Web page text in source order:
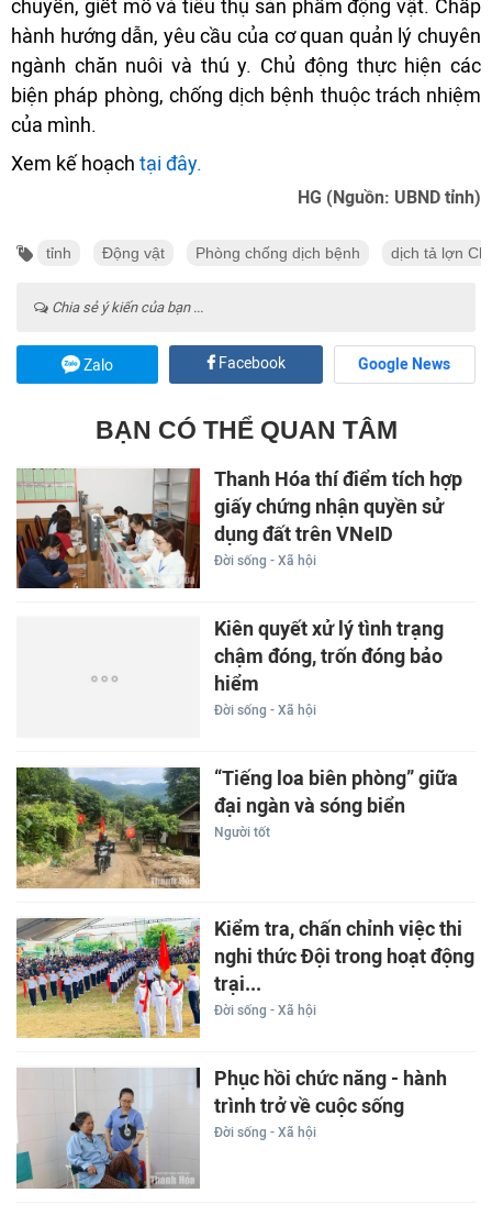
chuyển, giết mổ và tiêu thụ sản phẩm động vật. Chấp
hành hướng dẫn, yêu cầu của cơ quan quản lý chuyên
ngành chăn nuôi và thú y. Chủ động thực hiện các
biện pháp phòng, chống dịch bệnh thuộc trách nhiệm
của mình.
Xem kế hoạch tại đây.
HG (Nguồn: UBND tỉnh)
tỉnh Động vật Phòng chống dịch bệnh dịch tả lợn
Chia sẻ ý kiến của bạn ...
Zalo Facebook Google News
BẠN CÓ THỂ QUAN TÂM
Thanh Hóa thí điểm tích hợp
giấy chứng nhận quyền sử
dụng đất trên VNeID
Đời sống - Xã hội
Kiên quyết xử lý tình trạng
chậm đóng, trốn đóng bảo
hiểm
Đời sống - Xã hội
“Tiếng loa biên phòng” giữa
đại ngàn và sóng biển
Người tốt
Kiểm tra, chấn chỉnh việc thi
nghi thức Đội trong hoạt động
trại...
Đời sống - Xã hội
Phục hồi chức năng - hành
trình trở về cuộc sống
Đời sống - Xã hội